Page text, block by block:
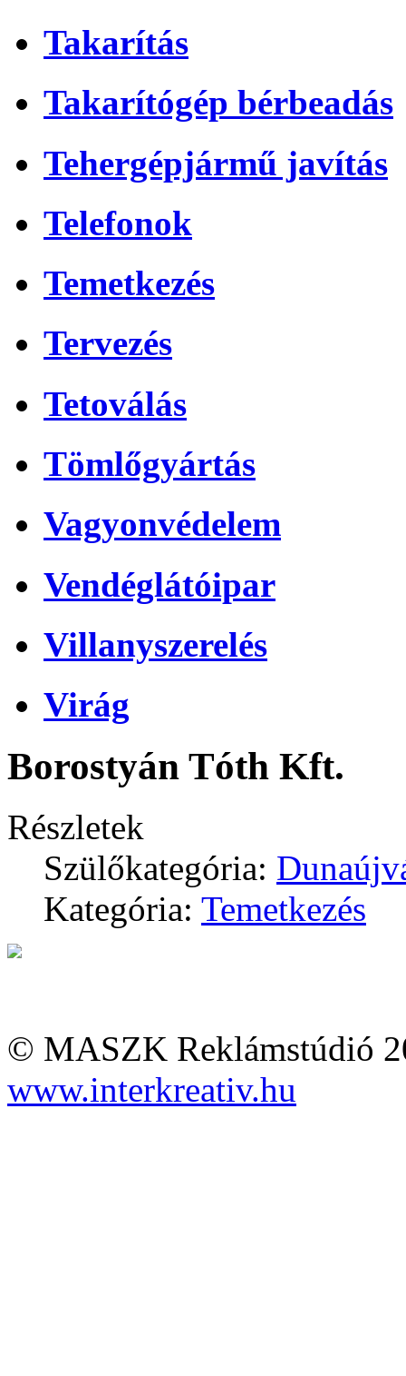
Takarítás
Takarítógép bérbeadás
Tehergépjármű javítás
Telefonok
Temetkezés
Tervezés
Tetoválás
Tömlőgyártás
Vagyonvédelem
Vendéglátóipar
Villanyszerelés
Virág
Borostyán Tóth Kft.
Részletek
Szülőkategória:
Kategória: Temetkezés
© MASZK Reklámstúdió
www.interkreativ.hu